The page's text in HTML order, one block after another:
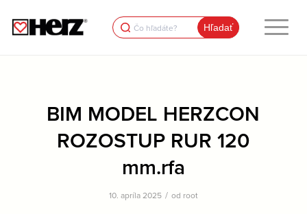
Search
for:
BIM MODEL HERZCON
ROZOSTUP RUR 120
mm.rfa
10. apríla 2025 / od root